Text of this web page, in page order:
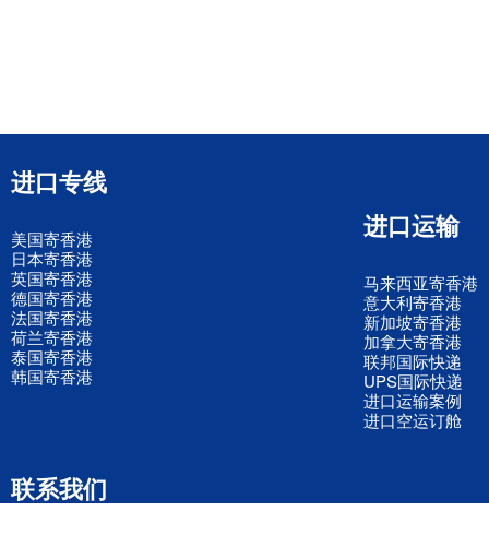
进口专线
美国寄香港
日本寄香港
英国寄香港
德国寄香港
法国寄香港
荷兰寄香港
泰国寄香港
韩国寄香港
进口运输
马来西亚寄香港
意大利寄香港
新加坡寄香港
加拿大寄香港
联邦国际快递
UPS国际快递
进口运输案例
进口空运订舱
联系我们